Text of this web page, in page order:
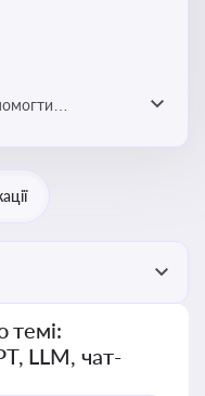
темі:
LLM, чат-